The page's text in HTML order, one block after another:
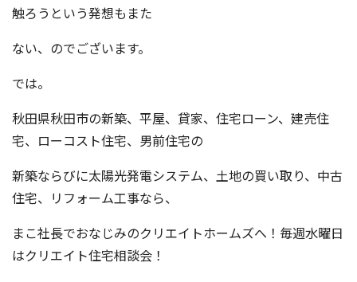
触ろうという発想もまた
ない、のでございます。
では。
秋田県秋田市の新築、平屋、貸家、住宅ローン、建売住
宅、ローコスト住宅、男前住宅の
新築ならびに太陽光発電システム、土地の買い取り、中古
住宅、リフォーム工事なら、
まこ社長でおなじみのクリエイトホームズへ！毎週水曜日
はクリエイト住宅相談会！